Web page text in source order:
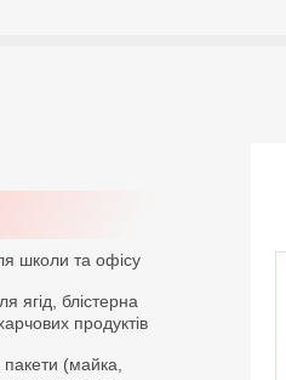
школи та офісу
ягід, блістерна
продуктів
пакети (майка,